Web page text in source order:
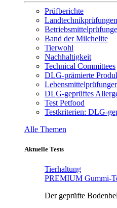
Prüfberichte
Landtechnikprüfungen
Band der Milchelite
Tierwohl
Nachhaltigkeit
Technical Committees
DLG-prämierte
DLG-geprüftes
Test Petfood
Testkriterien: DLG-
Alle Themen
Aktuelle Tests
Tierhaltung
PREMIUM Gummi-
Der geprüfte